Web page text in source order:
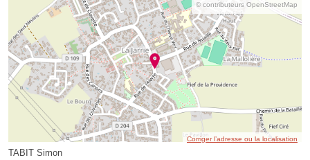
© contributeurs OpenStreetMap
Corriger l’adresse ou la localisation
TABIT Simon